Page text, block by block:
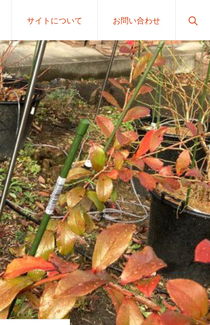
サイトについて お問い合わせ